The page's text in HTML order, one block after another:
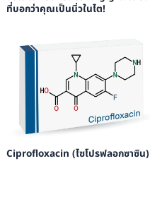
ที่บอกว่าคุณเป็นนิ่วในไต!
Ciprofloxacin (ไซโปรฟลอกซาซิน)